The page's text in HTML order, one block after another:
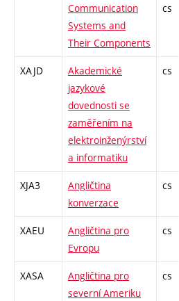
Communication
Systems and
Their Components
cs
XAJD
Akademické
jazykové
dovednosti se
zaměřením na
elektroinženýrství
a informatiku
cs
XJA3
Angličtina
konverzace
cs
XAEU
Angličtina pro
Evropu
cs
XASA
Angličtina pro
severní Ameriku
cs